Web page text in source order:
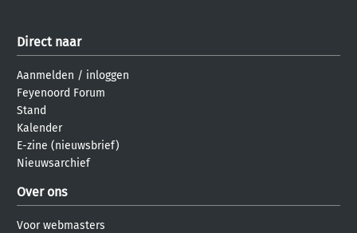
Direct naar
Aanmelden / inloggen
Feyenoord Forum
Stand
Kalender
E-zine (nieuwsbrief)
Nieuwsarchief
Over ons
Voor webmasters